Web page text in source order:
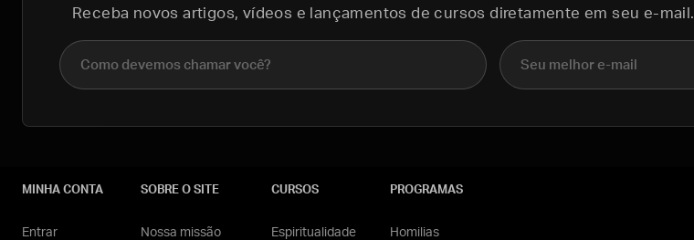
Receba novos artigos, vídeos e lançamentos de cursos diretamente em seu e-mail.
Nome completo E-mail
MINHA CONTA
Entrar
SOBRE O SITE
Nossa missão
CURSOS
Espiritualidade
PROGRAMAS
Homilias